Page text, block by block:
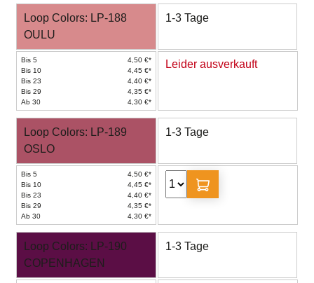
Loop Colors: LP-188
OULU
1-3 Tage
Bis 5
4,50 €*
Bis 10
4,45 €*
Bis 23
4,40 €*
Bis 29
4,35 €*
Ab 30
4,30 €*
Leider ausverkauft
Loop Colors: LP-189
OSLO
1-3 Tage
Bis 5
4,50 €*
Bis 10
4,45 €*
Bis 23
4,40 €*
Bis 29
4,35 €*
Ab 30
4,30 €*
Loop Colors: LP-190
COPENHAGEN
1-3 Tage